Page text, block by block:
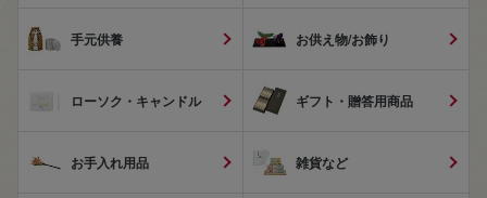
手元供養 お供え物/お飾り
ローソク・キャンドル ギフト・贈答用商品
お手入れ用品 雑貨など